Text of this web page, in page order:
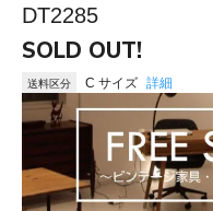
DT2285
SOLD OUT!
送料区分 C サイズ 詳細